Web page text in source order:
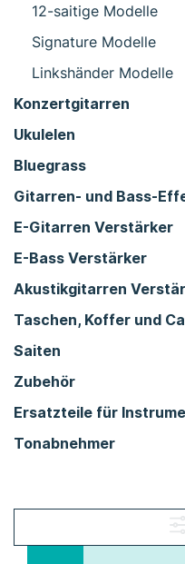
12-saitige Modelle
Signature Modelle
Linkshänder Modelle
Konzertgitarren
Ukulelen
Bluegrass
Gitarren- und Bass-
E-Gitarren Verstärker
E-Bass Verstärker
Akustikgitarren
Taschen, Koffer und
Saiten
Zubehör
Ersatzteile für
Tonabnehmer